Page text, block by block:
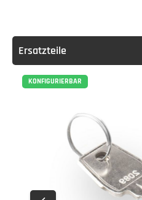
3. Verschrauben
Ersatzteile
KONFIGURIERBAR